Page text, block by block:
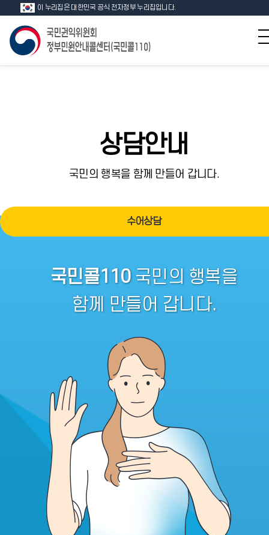
이 누리집은 대한민국 공식 전자정부 누리집입니다.
상담안내
국민의 행복을 함께 만들어 갑니다.
수어상담
국민콜110국민의 행복을
함께 만들어 갑니다.